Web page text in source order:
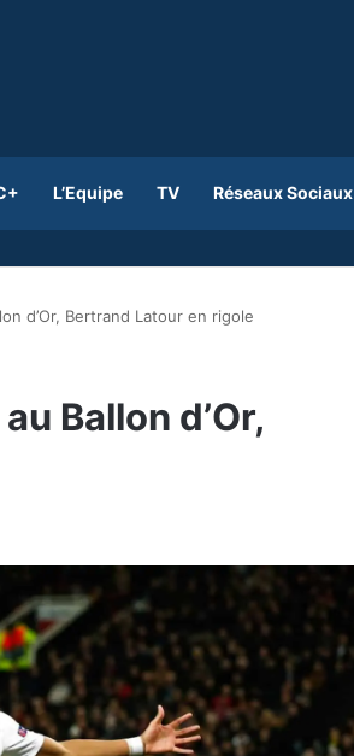
L’Equipe TV Réseaux Sociaux
d’Or, Bertrand Latour en rigole
Ballon d’Or,